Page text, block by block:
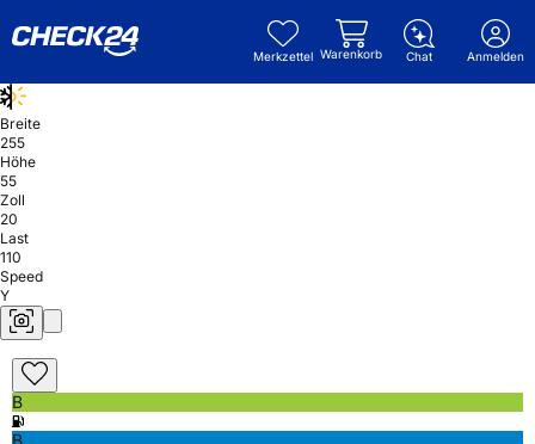
Merkzettel Warenkorb Chat Anmelden
Breite
255
Höhe
55
Zoll
20
Last
110
Speed
Y
B
B